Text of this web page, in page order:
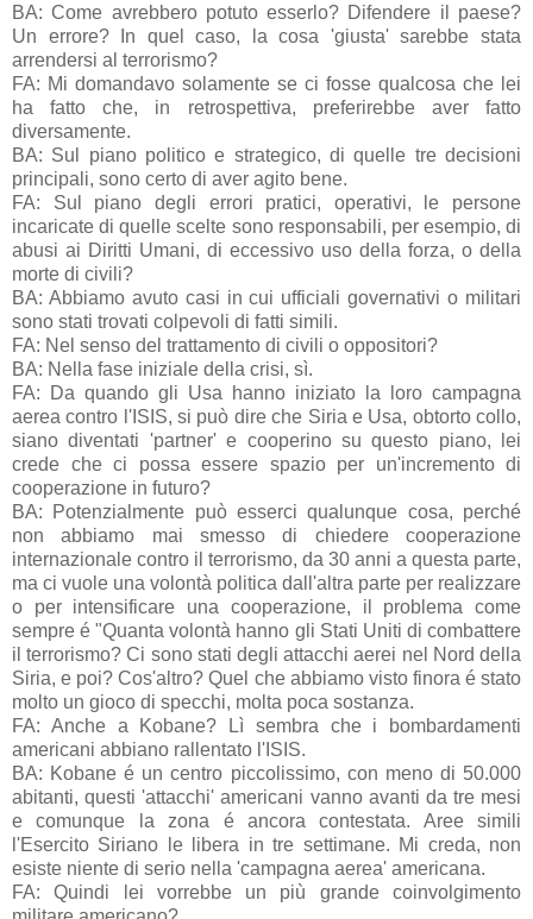
BA: Come avrebbero potuto esserlo? Difendere il paese?
Un errore? In quel caso, la cosa 'giusta' sarebbe stata
arrendersi al terrorismo?
FA: Mi domandavo solamente se ci fosse qualcosa che lei
ha fatto che, in retrospettiva, preferirebbe aver fatto
diversamente.
BA: Sul piano politico e strategico, di quelle tre decisioni
principali, sono certo di aver agito bene.
FA: Sul piano degli errori pratici, operativi, le persone
incaricate di quelle scelte sono responsabili, per esempio, di
abusi ai Diritti Umani, di eccessivo uso della forza, o della
morte di civili?
BA: Abbiamo avuto casi in cui ufficiali governativi o militari
sono stati trovati colpevoli di fatti simili.
FA: Nel senso del trattamento di civili o oppositori?
BA: Nella fase iniziale della crisi, sì.
FA: Da quando gli Usa hanno iniziato la loro campagna
aerea contro l'ISIS, si può dire che Siria e Usa, obtorto collo,
siano diventati 'partner' e cooperino su questo piano, lei
crede che ci possa essere spazio per un'incremento di
cooperazione in futuro?
BA: Potenzialmente può esserci qualunque cosa, perché
non abbiamo mai smesso di chiedere cooperazione
internazionale contro il terrorismo, da 30 anni a questa parte,
ma ci vuole una volontà politica dall'altra parte per realizzare
o per intensificare una cooperazione, il problema come
sempre é "Quanta volontà hanno gli Stati Uniti di combattere
il terrorismo? Ci sono stati degli attacchi aerei nel Nord della
Siria, e poi? Cos'altro? Quel che abbiamo visto finora é stato
molto un gioco di specchi, molta poca sostanza.
FA: Anche a Kobane? Lì sembra che i bombardamenti
americani abbiano rallentato l'ISIS.
BA: Kobane é un centro piccolissimo, con meno di 50.000
abitanti, questi 'attacchi' americani vanno avanti da tre mesi
e comunque la zona é ancora contestata. Aree simili
l'Esercito Siriano le libera in tre settimane. Mi creda, non
esiste niente di serio nella 'campagna aerea' americana.
FA: Quindi lei vorrebbe un più grande coinvolgimento